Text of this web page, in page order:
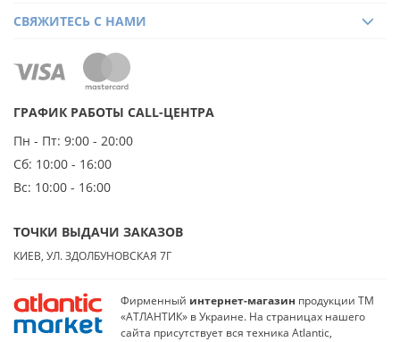
Фирменный интернет-магазин продукции ТМ
«АТЛАНТИК» в Украине. На страницах нашего
сайта присутствует вся техника Atlantic,
ГРАФИК РАБОТЫ CALL-ЦЕНТРА
Пн - Пт: 9:00 - 20:00
Сб: 10:00 - 16:00
Вс: 10:00 - 16:00
ТОЧКИ ВЫДАЧИ ЗАКАЗОВ
КИЕВ, УЛ. ЗДОЛБУНОВСКАЯ 7Г
СВЯЖИТЕСЬ С НАМИ